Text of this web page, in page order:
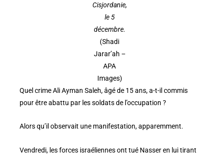
Cisjordanie,
le 5
décembre.
(Shadi
Jarar’ah –
APA
Images)
Quel crime Ali Ayman Saleh, âgé de 15 ans, a-t-il commis
pour être abattu par les soldats de l’occupation ?
Alors qu’il observait une manifestation, apparemment.
Vendredi, les forces israéliennes ont tué Nasser en lui tirant